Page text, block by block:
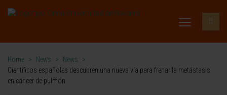
Home > News > News
>
Científicos españoles descubren una nueva vía para frenar la metástasis
en cáncer de pulmón